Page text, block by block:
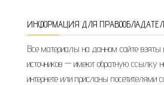
ИНФОРМАЦИЯ ДЛЯ
Все материалы на данном сайте взяты
источников — имеют обратную ссылку
интернете или присланы посетителями